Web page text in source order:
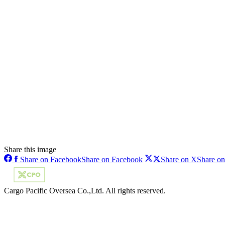
Share this image
Share on FacebookShare on Facebook Share on XShare
Cargo Pacific Oversea Co.,Ltd. All rights reserved.